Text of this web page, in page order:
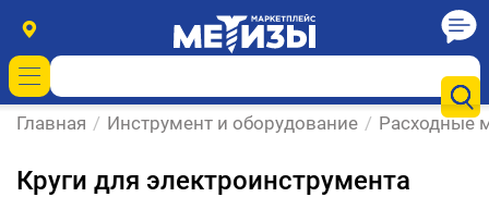
Главная / Инструмент и оборудование / Расходные
Круги для электроинструмента